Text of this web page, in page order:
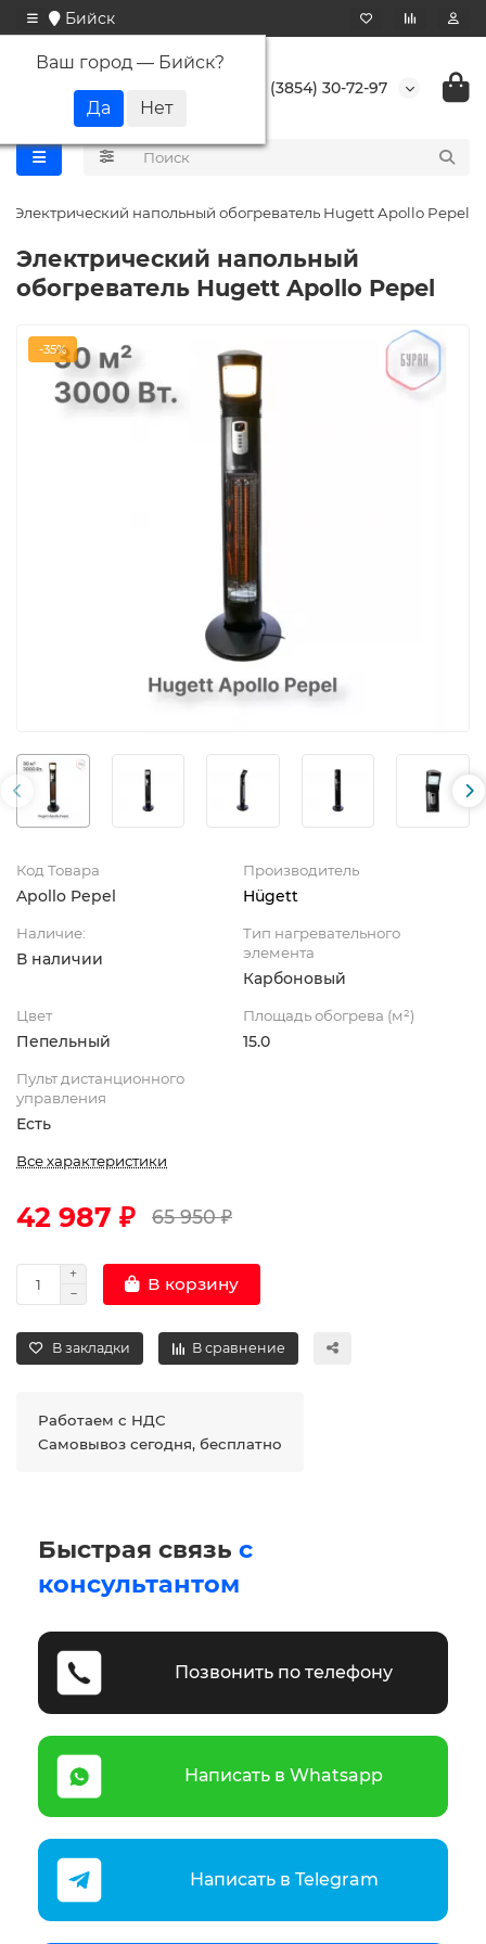
Бийск
Ваш город — Бийск?
+7 (3854) 30-72-97
Электрический напольный обогреватель Hugett Apollo Pepel
Электрический напольный
обогреватель Hugett Apollo Pepel
-35%
Код Товара
Apollo Pepel
Производитель
Hügett
Наличие:
В наличии
Тип нагревательного
элемента
Карбоновый
Цвет
Пепельный
Площадь обогрева (м²)
15.0
Пульт дистанционного
управления
Есть
Все характеристики
42 987 ₽ 65 950 ₽
В корзину
В закладки В сравнение
Работаем с НДС
Самовывоз сегодня, бесплатно
Быстрая связь с
консультантом
Позвонить по телефону
Написать в Whatsapp
Написать в Telegram